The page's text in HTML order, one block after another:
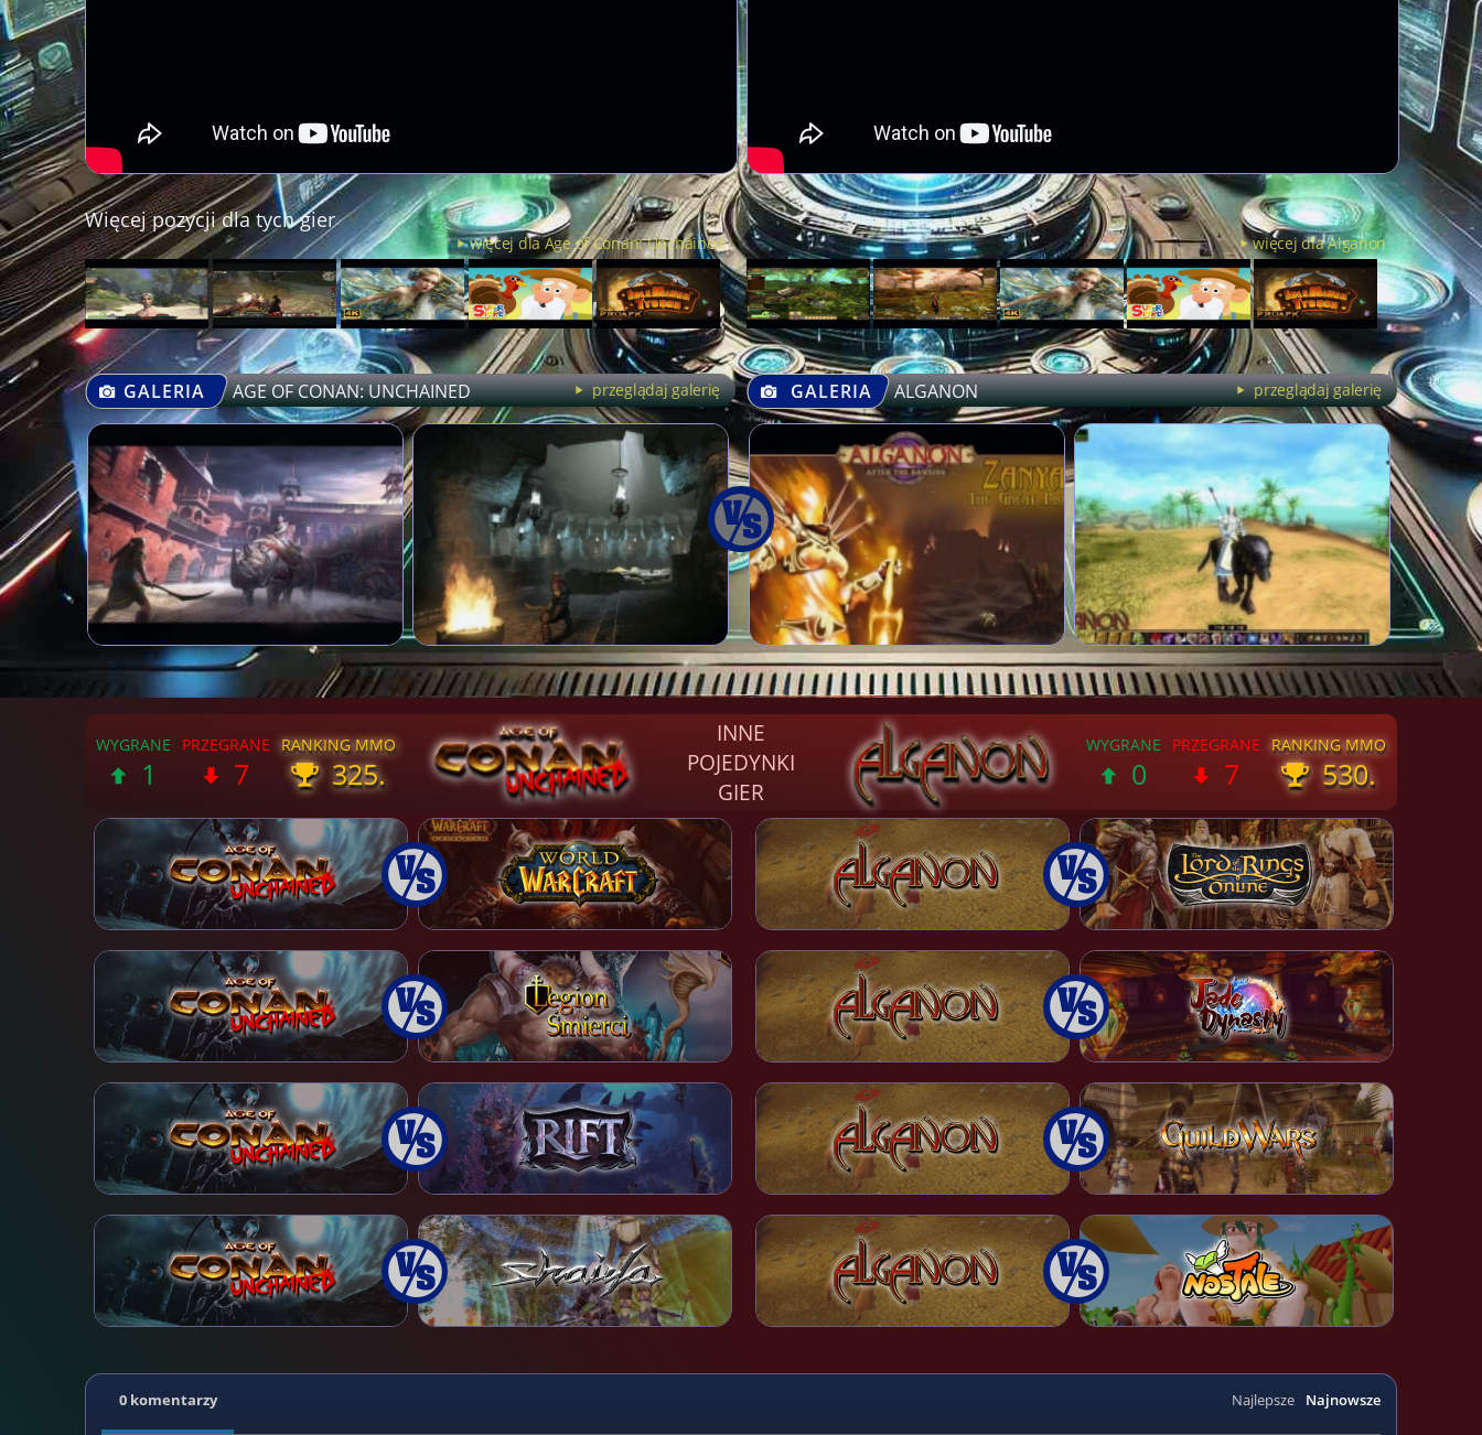
Więcej pozycji dla tych gier
więcej dla Age of Conan: Unchained więcej dla Alganon
GALERIA AGE OF CONAN: UNCHAINED przeglądaj galerię GALERIA ALGANON przeglądaj galerię
1 7 325.
INNE
POJEDYNKI
GIER
0 7 530.
Najnowsze
Najlepsze
0 komentarzy